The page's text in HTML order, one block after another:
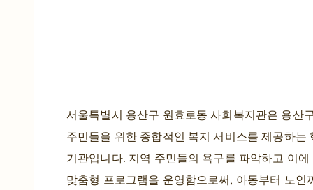
서울특별시 용산구 원효로동 사회복지관은 용산
주민들을 위한 종합적인 복지 서비스를 제공하는
기관입니다. 지역 주민들의 욕구를 파악하고 이에
맞춤형 프로그램을 운영함으로써, 아동부터 노인